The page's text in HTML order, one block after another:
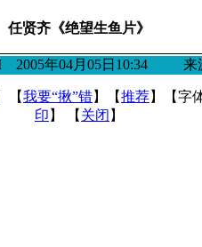
任贤齐《绝望生鱼片》
2005年04月05日10:34 来
【我要“揪”错】【推荐】【字
印 】 【 关闭 】